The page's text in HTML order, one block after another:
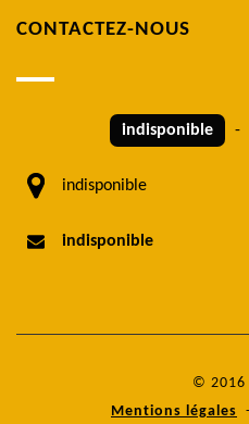
CONTACTEZ-NOUS
indisponible -
indisponible
indisponible
© 2016
Mentions légales